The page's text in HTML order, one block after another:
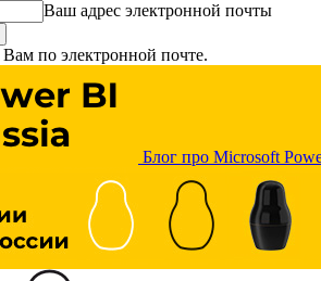
Ваш адрес электронной почты
по электронной почте.
Блог про Microsoft